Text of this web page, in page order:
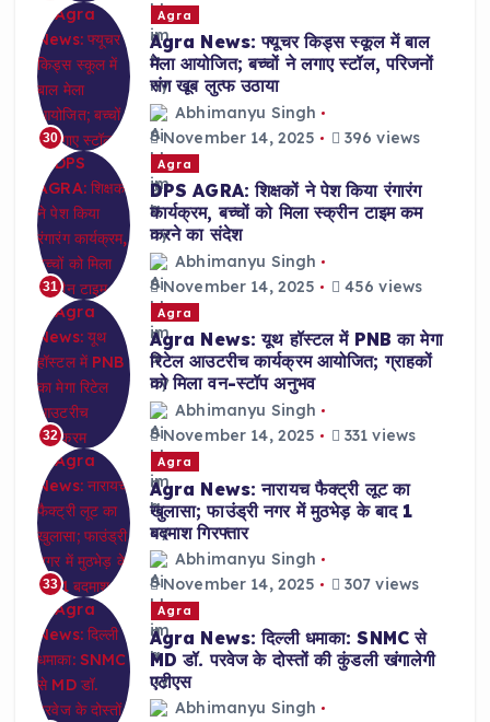
30
Agra
Agra News: फ्यूचर किड्स स्कूल में बाल
मेला आयोजित; बच्चों ने लगाए स्टॉल, परिजनों
संग खूब लुत्फ उठाया
Abhimanyu Singh
November 14, 2025
396 views
31
Agra
DPS AGRA: शिक्षकों ने पेश किया रंगारंग
कार्यक्रम, बच्चों को मिला स्क्रीन टाइम कम
करने का संदेश
Abhimanyu Singh
November 14, 2025
456 views
32
Agra
Agra News: यूथ हॉस्टल में PNB का मेगा
रिटेल आउटरीच कार्यक्रम आयोजित; ग्राहकों
को मिला वन-स्टॉप अनुभव
Abhimanyu Singh
November 14, 2025
331 views
33
Agra
Agra News: नारायच फैक्ट्री लूट का
खुलासा; फाउंड्री नगर में मुठभेड़ के बाद 1
बदमाश गिरफ्तार
Abhimanyu Singh
November 14, 2025
307 views
Agra
Agra News: दिल्ली धमाका: SNMC से
MD डॉ. परवेज के दोस्तों की कुंडली खंगालेगी
एटीएस
Abhimanyu Singh